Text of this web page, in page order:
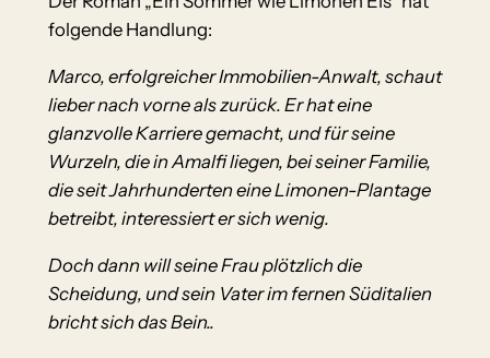
folgende Handlung:
Marco, erfolgreicher Immobilien-Anwalt, schaut
lieber nach vorne als zurück. Er hat eine
glanzvolle Karriere gemacht, und für seine
Wurzeln, die in Amalfi liegen, bei seiner Familie,
die seit Jahrhunderten eine Limonen-Plantage
betreibt, interessiert er sich wenig.
Doch dann will seine Frau plötzlich die
Scheidung, und sein Vater im fernen Süditalien
bricht sich das Bein..